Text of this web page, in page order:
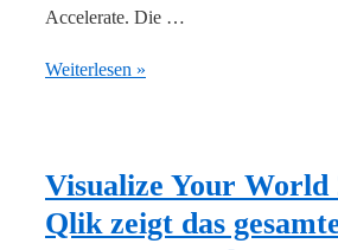
Accelerate. Die …
Qlik:
branchenspezifische
Dashboards
Weiterlesen »
Visualize Your World
Qlik zeigt das